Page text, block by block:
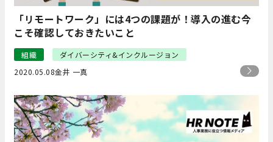
「リモートワーク」には4つの課題が！導入の進む今
こそ確認しておきたいこと
組織
ダイバーシティ&インクルージョン
2020.05.08金井 一真